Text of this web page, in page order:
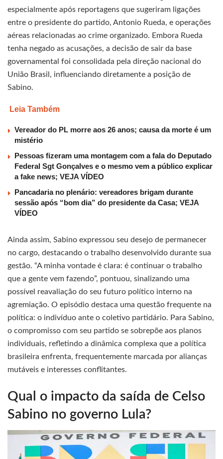
especialmente após reportagens que sugeriram ligações
entre o presidente do partido, Antonio Rueda, e operações
aéreas relacionadas ao crime organizado. Embora Rueda
tenha negado as acusações, a decisão de sair da base
governamental foi consolidada pela direção nacional do
União Brasil, influenciando diretamente a posição de
Sabino.
Leia Também
Vereador do PL morre aos 26 anos; causa da morte é um
mistério
Pessoas fizeram uma montagem com a fala do Deputado
Federal Sgt Gonçalves e o mesmo vem a público explicar
a fake news; VEJA VÍDEO
Pancadaria no plenário: vereadores brigam durante
sessão após “bom dia” do presidente da Casa; VEJA
VÍDEO
Ainda assim, Sabino expressou seu desejo de permanecer
no cargo, destacando o trabalho desenvolvido durante sua
gestão. “A minha vontade é clara: é continuar o trabalho
que a gente vem fazendo”, pontuou, sinalizando uma
possível reavaliação do seu futuro político interno na
agremiação. O episódio destaca uma questão frequente na
política: o indivíduo ante o coletivo partidário. Para Sabino,
o compromisso com seu partido se sobrepõe aos planos
individuais, refletindo a dinâmica complexa que a política
brasileira enfrenta, frequentemente marcada por alianças
mutáveis e interesses conflitantes.
Qual o impacto da saída de Celso
Sabino no governo Lula?